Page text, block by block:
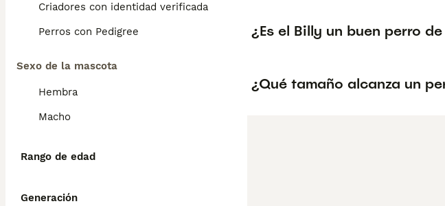
Criadores con identidad verificada
Perros con Pedigree
Sexo de la mascota
Hembra
Macho
Rango de edad
Generación
¿Es el Billy un buen perro
¿Qué tamaño alcanza un